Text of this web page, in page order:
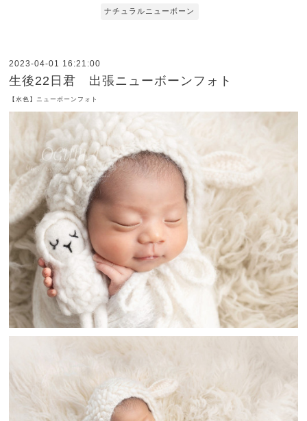
ナチュラルニューボーン
2023-04-01 16:21:00
生後22日君 出張ニューボーンフォト
【水色】ニューボーンフォト